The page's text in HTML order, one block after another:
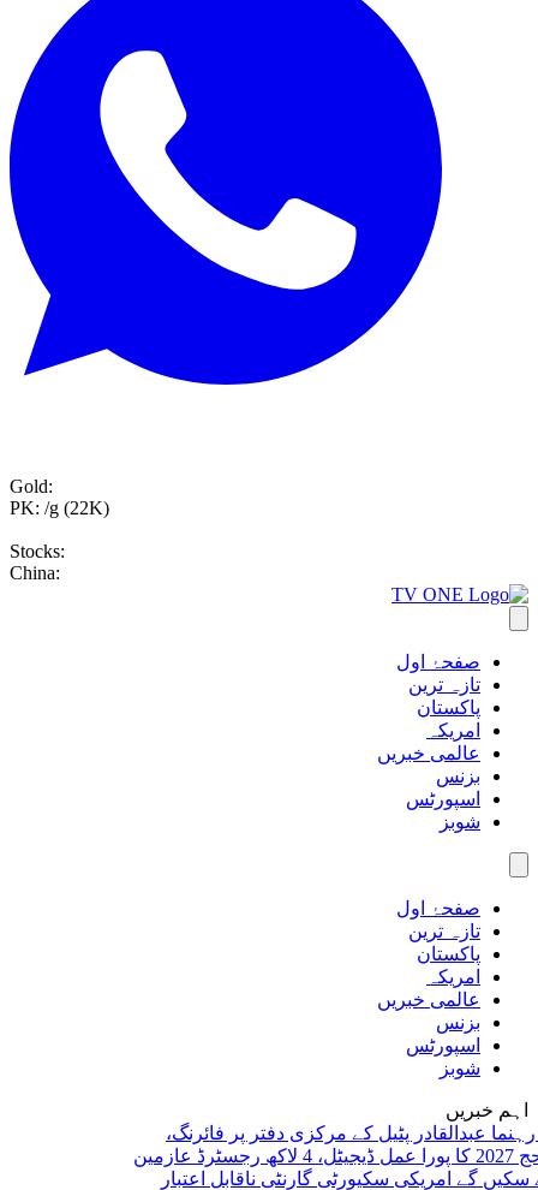
Gold:
PK: /g (22K)
Stocks:
China:
صفحۂ اول
تازہ ترین
پاکستان
امریکہ
عالمی خبریں
بزنس
اسپورٹس
شوبز
صفحۂ اول
تازہ ترین
پاکستان
امریکہ
عالمی خبریں
بزنس
اسپورٹس
شوبز
اہم خبریں
پٹیل کے مرکزی دفتر پر فائرنگ،
حج 2027 کا پورا عمل ڈیجیٹل، 4 لاکھ رجسٹرڈ عازمین
گےامریکی سکیورٹی گارنٹی ناقابل اعتبار